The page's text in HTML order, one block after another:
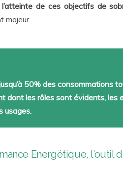
de ces objectifs de
majeur.
50% des consommations
dont les rôles sont évidents, les
usages.
Energétique, l’outil